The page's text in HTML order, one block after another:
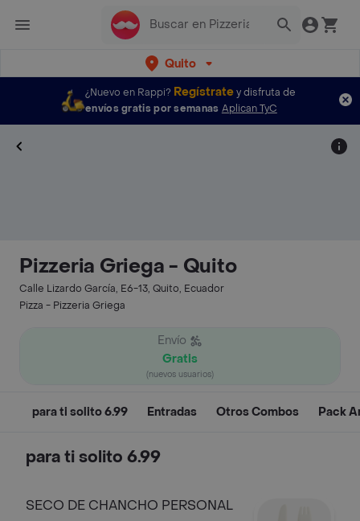
Quito
¿Nuevo en Rappi? Regístratey disfruta de
envíos gratis por semanas Aplican TyC
Pizzeria Griega - Quito
Calle Lizardo García, E6-13, Quito, Ecuador
Pizza - Pizzeria Griega
Envío
Gratis
(nuevos usuarios)
para ti solito 6.99 Entradas Otros Combos Pack
para ti solito 6.99
SECO DE CHANCHO PERSONAL